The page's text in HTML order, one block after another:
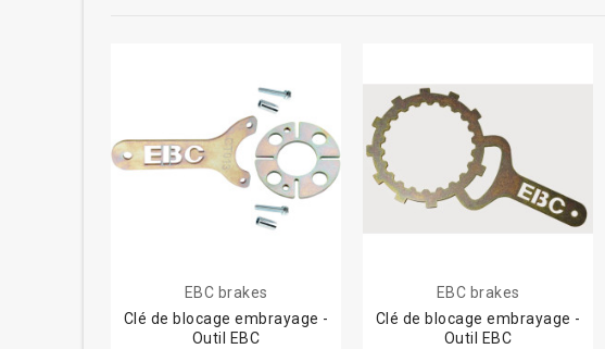
EBC brakes
Clé de blocage embrayage -
Outil EBC
EBC brakes
Clé de blocage embrayage -
Outil EBC